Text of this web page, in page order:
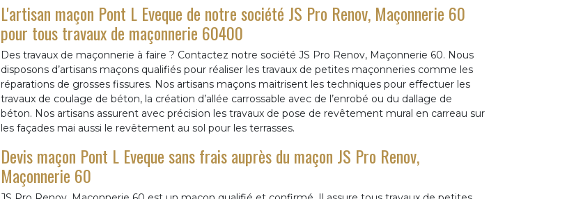
L'artisan maçon Pont L Eveque de notre société JS Pro Renov, Maçonnerie 60
pour tous travaux de maçonnerie 60400
Des travaux de maçonnerie à faire ? Contactez notre société JS Pro Renov, Maçonnerie 60. Nous
disposons d’artisans maçons qualifiés pour réaliser les travaux de petites maçonneries comme les
réparations de grosses fissures. Nos artisans maçons maitrisent les techniques pour effectuer les
travaux de coulage de béton, la création d’allée carrossable avec de l’enrobé ou du dallage de
béton. Nos artisans assurent avec précision les travaux de pose de revêtement mural en carreau sur
les façades mai aussi le revêtement au sol pour les terrasses.
Devis maçon Pont L Eveque sans frais auprès du maçon JS Pro Renov,
Maçonnerie 60